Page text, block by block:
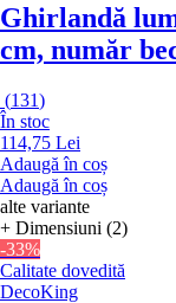
Ghirlandă
cm, număr
(131)
În stoc
114,75 Lei
Adaugă în coș
Adaugă în coș
alte variante
+ Dimensiuni (2)
-33%
Calitate dovedită
DecoKing